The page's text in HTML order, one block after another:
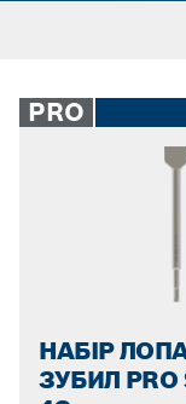
PRO
НАБІР
ЗУБИЛ PRO